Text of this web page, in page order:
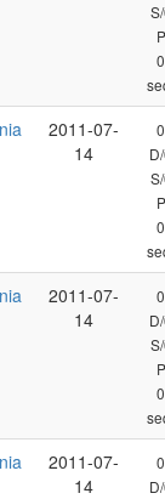
P
0
2011-07-
14
0
P
0
2011-07-
14
0
P
0
2011-07-
14
0